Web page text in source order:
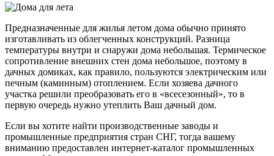
Предназначенные для жилья летом дома обычно принято
изготавливать из облегченных конструкций. Разница
температуры внутри и снаружи дома небольшая. Термическое
сопротивление внешних стен дома небольшое, поэтому в
дачных домиках, как правило, пользуются электрическим или
печным (каминным) отоплением. Если хозяева дачного
участка решили преобразовать его в «всесезонный», то в
первую очередь нужно утеплить Ваш дачный дом.
Если вы хотите найти производственные заводы и
промышленные предприятия стран СНГ, тогда вашему
вниманию предоставлен интернет-каталог промышленных